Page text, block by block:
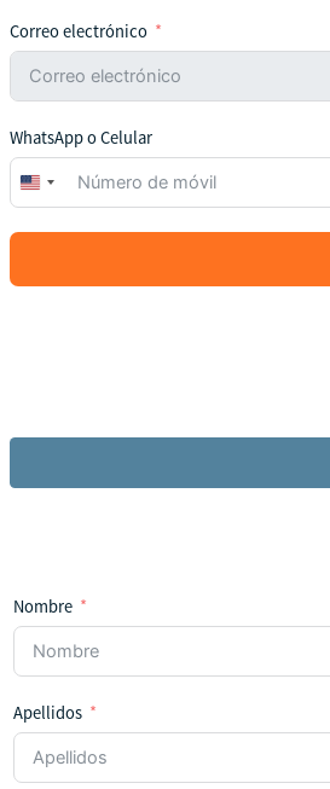
Correo electrónico
WhatsApp o Celular
United
States
+1
Nombre
Apellidos